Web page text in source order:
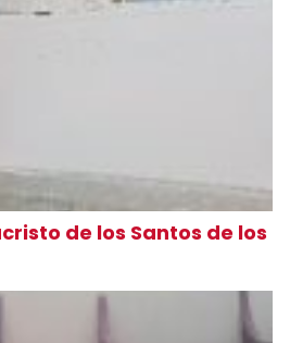
de los Santos de los